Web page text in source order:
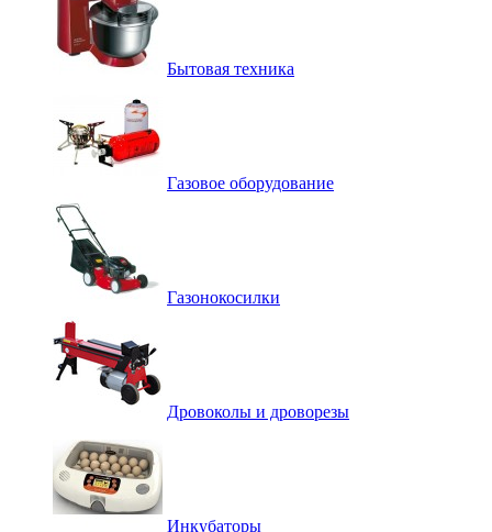
Бытовая техника
Газовое оборудование
Газонокосилки
Дровоколы и дроворезы
Инкубаторы